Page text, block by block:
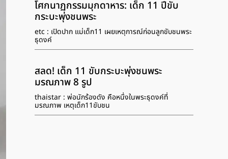
โศกนาฏกรรมมุกดาหาร: เด็ก 11 ปีขับ
กระบะพุ่งชนพระ
etc : เปิดปาก แม่เด็ก11 เผยเหตุการณ์ก่อนลูกขับชนพระ
ธุดงค์
สลด! เด็ก 11 ขับกระบะพุ่งชนพระ
มรณภาพ 8 รูป
thaistar : พ่อนักร้องดัง คือหนึ่งในพระธุดงค์ที่
มรณภาพ เหตุเด็ก11ขับชน